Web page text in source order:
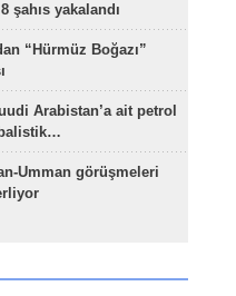
şahıs yakalandı
“Hürmüz Boğazı”
Arabistan’a ait petrol
Umman görüşmeleri